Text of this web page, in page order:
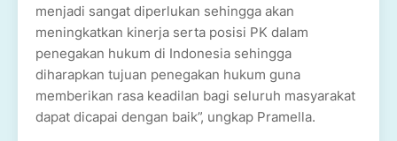
menjadi sangat diperlukan sehingga akan
meningkatkan kinerja serta posisi PK dalam
penegakan hukum di Indonesia sehingga
diharapkan tujuan penegakan hukum guna
memberikan rasa keadilan bagi seluruh masyarakat
dapat dicapai dengan baik”, ungkap Pramella.